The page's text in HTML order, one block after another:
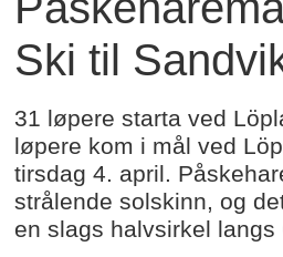
Ski til
31 løpere starta ved
løpere kom i mål ved
tirsdag 4. april.
strålende solskinn, og
en slags halvsirkel langs